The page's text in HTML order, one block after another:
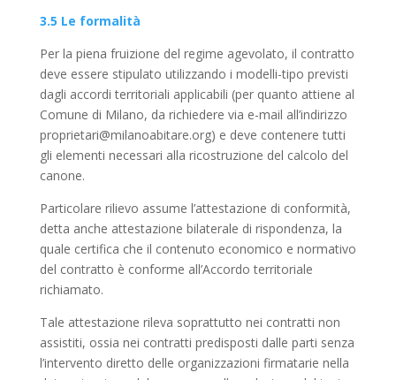
3.5 Le formalità
Per la piena fruizione del regime agevolato, il contratto
deve essere stipulato utilizzando i modelli-tipo previsti
dagli accordi territoriali applicabili (per quanto attiene al
Comune di Milano, da richiedere via e-mail all’indirizzo
proprietari@milanoabitare.org) e deve contenere tutti
gli elementi necessari alla ricostruzione del calcolo del
canone.
Particolare rilievo assume l’attestazione di conformità,
detta anche attestazione bilaterale di rispondenza, la
quale certifica che il contenuto economico e normativo
del contratto è conforme all’Accordo territoriale
richiamato.
Tale attestazione rileva soprattutto nei contratti non
assistiti, ossia nei contratti predisposti dalle parti senza
l’intervento diretto delle organizzazioni firmatarie nella